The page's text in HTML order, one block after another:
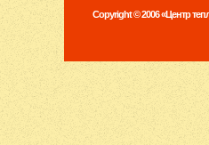
Copyright © 2006 «Центр